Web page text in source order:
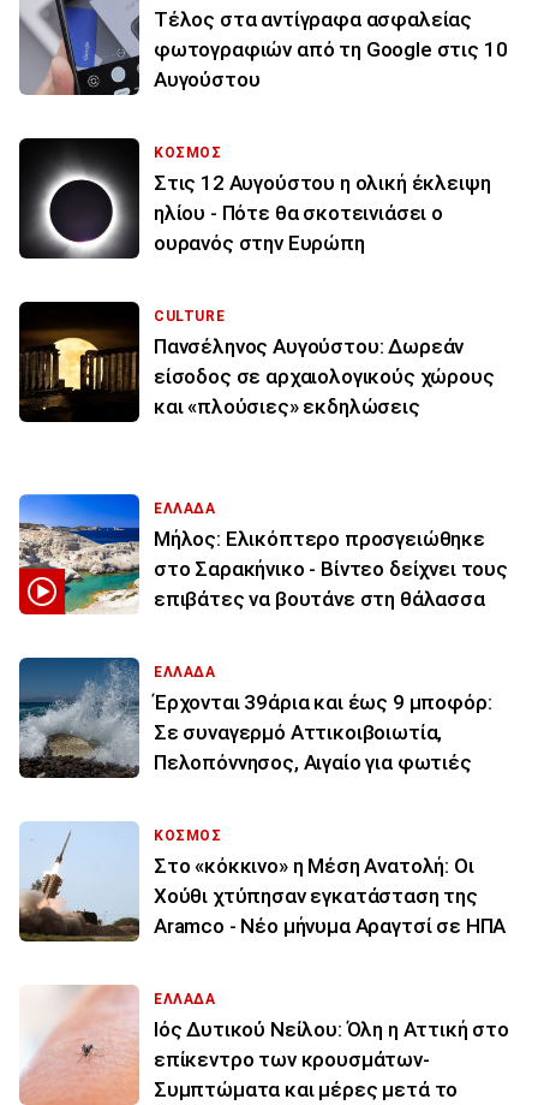
Τέλος στα αντίγραφα ασφαλείας
φωτογραφιών από τη Google στις 10
Αυγούστου
ΚΟΣΜΟΣ
Στις 12 Αυγούστου η ολική έκλειψη
ηλίου - Πότε θα σκοτεινιάσει ο
ουρανός στην Ευρώπη
CULTURE
Πανσέληνος Αυγούστου: Δωρεάν
είσοδος σε αρχαιολογικούς χώρους
και «πλούσιες» εκδηλώσεις
ΕΛΛΑΔΑ
Μήλος: Ελικόπτερο προσγειώθηκε
στο Σαρακήνικο - Βίντεο δείχνει τους
επιβάτες να βουτάνε στη θάλασσα
ΕΛΛΑΔΑ
Έρχονται 39άρια και έως 9 μποφόρ:
Σε συναγερμό Αττικοιβοιωτία,
Πελοπόννησος, Αιγαίο για φωτιές
ΚΟΣΜΟΣ
Στο «κόκκινο» η Μέση Ανατολή: Οι
Χούθι χτύπησαν εγκατάσταση της
Aramco - Νέο μήνυμα Αραγτσί σε ΗΠΑ
ΕΛΛΑΔΑ
Ιός Δυτικού Νείλου: Όλη η Αττική στο
επίκεντρο των κρουσμάτων-
Συμπτώματα και μέρες μετά το